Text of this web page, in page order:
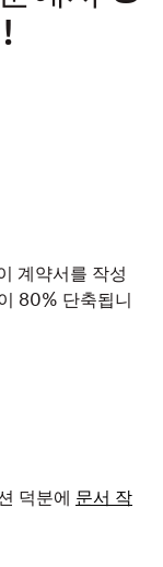
계약서를 작성
80% 단축됩니
덕분에 문서 작